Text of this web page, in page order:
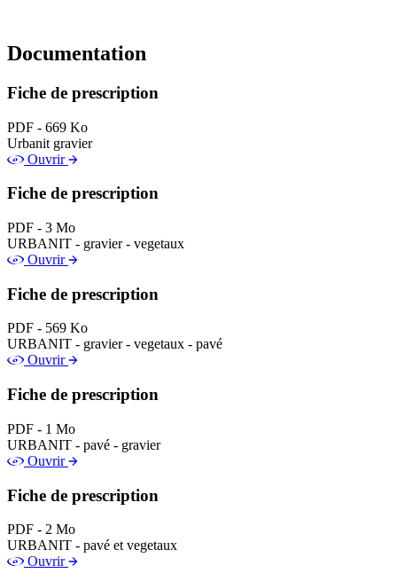
Documentation
Fiche de prescription
PDF - 669 Ko
Urbanit gravier
Ouvrir
Fiche de prescription
PDF - 3 Mo
URBANIT - gravier - vegetaux
Ouvrir
Fiche de prescription
PDF - 569 Ko
URBANIT - gravier - vegetaux - pavé
Ouvrir
Fiche de prescription
PDF - 1 Mo
URBANIT - pavé - gravier
Ouvrir
Fiche de prescription
PDF - 2 Mo
URBANIT - pavé et vegetaux
Ouvrir